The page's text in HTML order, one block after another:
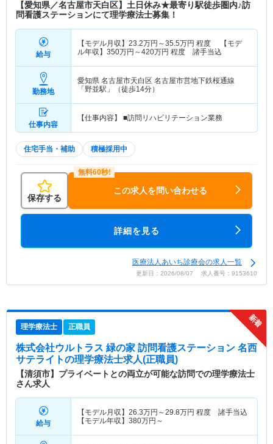
【愛知県／名古屋市天白区】土日休み★最寄り駅徒歩圏内♪訪
問看護ステーションにて理学療法士募集！
給与
【モデル月収】 23.2万円～35.5万円 程度 【モデ
ル年収】 350万円～420万円 程度 諸手当込
勤務地
愛知県 名古屋市天白区 名古屋市営地下鉄桜通線
「野並駅」（徒歩14分）
仕事内容
【仕事内容】 ■訪問リハビリテーション業務
住宅手当・補助 積極採用中
保存する
この求人を問い合わせる
詳細を見る
医療法人あいち診療会の求人一覧
更新日：2026/08/07 求人番号：9153610
理学療法士 正職員
株式会社ウルトラス 緑の家 訪問看護ステーション 名西
サテライトの理学療法士求人(正職員)
【清須市】プライベートとの両立が可能な訪問での理学療法士
さん求人
給与
【モデル月収】 26.3万円～29.8万円 程度 諸手当込
【モデル年収】 380万円～